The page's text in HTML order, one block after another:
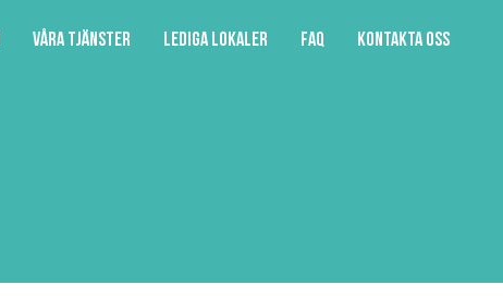
Våra tjänster Lediga lokaler FAQ Kontakta oss